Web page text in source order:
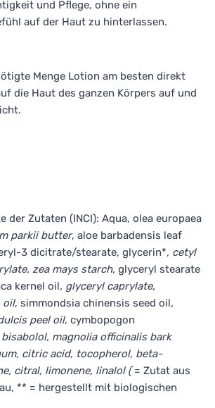
und Pflege, ohne ein
auf der Haut zu hinterlassen.
Menge Lotion am besten direkt
die Haut des ganzen Körpers auf und
der Zutaten (INCI): Aqua, olea europaea
parkii butter, aloe barbadensis leaf
3 dicitrate/stearate, glycerin*, cetyl
zea mays starch, glyceryl stearate
kernel oil, glyceryl caprylate,
oil, simmondsia chinensis seed oil,
peel oil, cymbopogon
bisabolol, magnolia officinalis bark
citric acid, tocopherol, beta-
citral, limonene, linalol (= Zutat aus
** = hergestellt mit biologischen